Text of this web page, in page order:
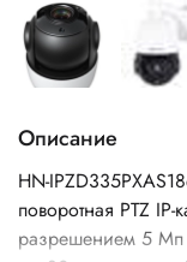
Описание
HN-
поворотная PTZ
разрешением 5 Мп